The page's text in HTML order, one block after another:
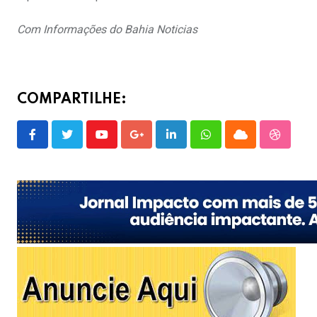
Com Informações do Bahia Noticias
COMPARTILHE:
YoutubeGoogle+LinkedInWhatsappCloud